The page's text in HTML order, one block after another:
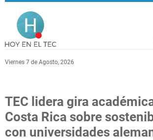
Pasar al contenido principal
Viernes 7 de Agosto, 2026
TEC lidera gira
Costa Rica sobre
con universidades